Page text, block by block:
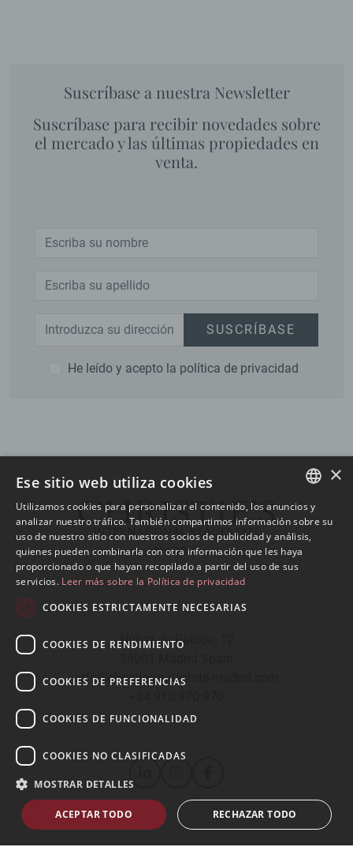
Suscríbase a nuestra Newsletter
Suscríbase para recibir novedades sobre
el mercado y las últimas propiedades en
venta.
SUSCRÍBASE
He leído y acepto la política de privacidad
Núñez de Balboa, 12
info@christiesrealestate-madrid.com
SPANISH
ENGLISH
×
Ese sitio web utiliza cookies
Utilizamos cookies para personalizar el contenido, los anuncios y
analizar nuestro tráfico. También compartimos información sobre su
uso de nuestro sitio con nuestros socios de publicidad y análisis,
quienes pueden combinarla con otra información que les haya
proporcionado o que hayan recopilado a partir del uso de sus
servicios. Leer más sobre la Política de privacidad
COOKIES ESTRICTAMENTE NECESARIAS
COOKIES DE RENDIMIENTO
COOKIES DE PREFERENCIAS
COOKIES DE FUNCIONALIDAD
COOKIES NO CLASIFICADAS
MOSTRAR DETALLES
ACEPTAR TODO RECHAZAR TODO